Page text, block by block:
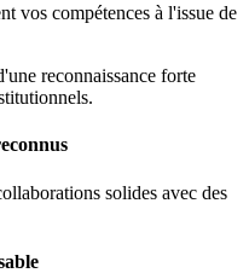
vos compétences à l'issue de
reconnaissance forte
solides avec des